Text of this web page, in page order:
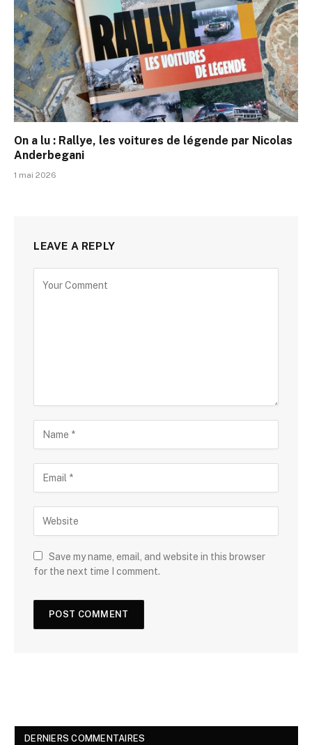
On a lu : Rallye, les voitures de légende par Nicolas
Anderbegani
1 mai 2026
LEAVE A REPLY
Save my name, email, and website in this browser
for the next time I comment.
DERNIERS COMMENTAIRES